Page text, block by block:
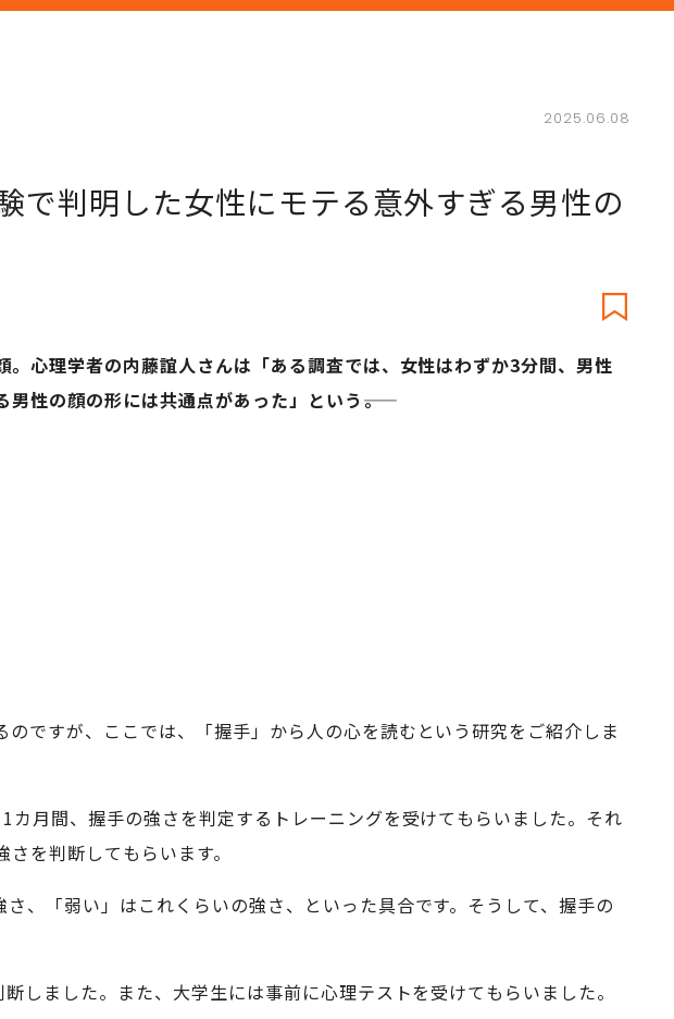
2025.06.08
判明した女性にモテる意外すぎる男性の
心理学者の内藤誼人さんは「ある調査では、女性はわずか3分間、男性
性の顔の形には共通点があった」という――。
ですが、ここでは、「握手」から人の心を読むという研究をご紹介しま
月間、握手の強さを判定するトレーニングを受けてもらいました。それ
を判断してもらいます。
、「弱い」はこれくらいの強さ、といった具合です。そうして、握手の
ました。また、大学生には事前に心理テストを受けてもらいました。